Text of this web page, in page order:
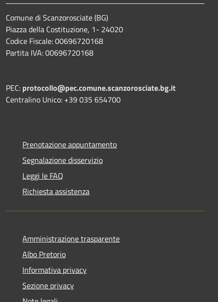
Comune di Scanzorosciate (BG)
Piazza della Costituzione, 1- 24020
Codice Fiscale: 00696720168
Partita IVA: 00696720168
PEC: protocollo@pec.comune.scanzorosciate.bg.it
Centralino Unico: +39 035 654700
Prenotazione appuntamento
Segnalazione disservizio
Leggi le FAQ
Richiesta assistenza
Amministrazione trasparente
Albo Pretorio
Informativa privacy
Sezione privacy